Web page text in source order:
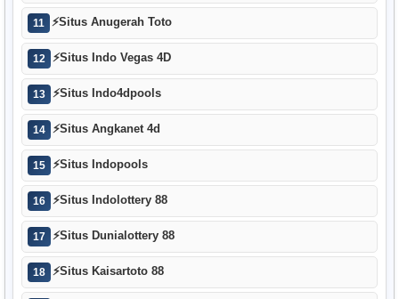
11 ⚡Situs Anugerah Toto
12 ⚡Situs Indo Vegas 4D
13 ⚡Situs Indo4dpools
14 ⚡Situs Angkanet 4d
15 ⚡Situs Indopools
16 ⚡Situs Indolottery 88
17 ⚡Situs Dunialottery 88
18 ⚡Situs Kaisartoto 88